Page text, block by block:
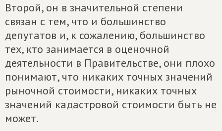
Второй, он в значительной степени
связан с тем, что и большинство
депутатов и, к сожалению, большинство
тех, кто занимается в оценочной
деятельности в Правительстве, они плохо
понимают, что никаких точных значений
рыночной стоимости, никаких точных
значений кадастровой стоимости быть не
может.